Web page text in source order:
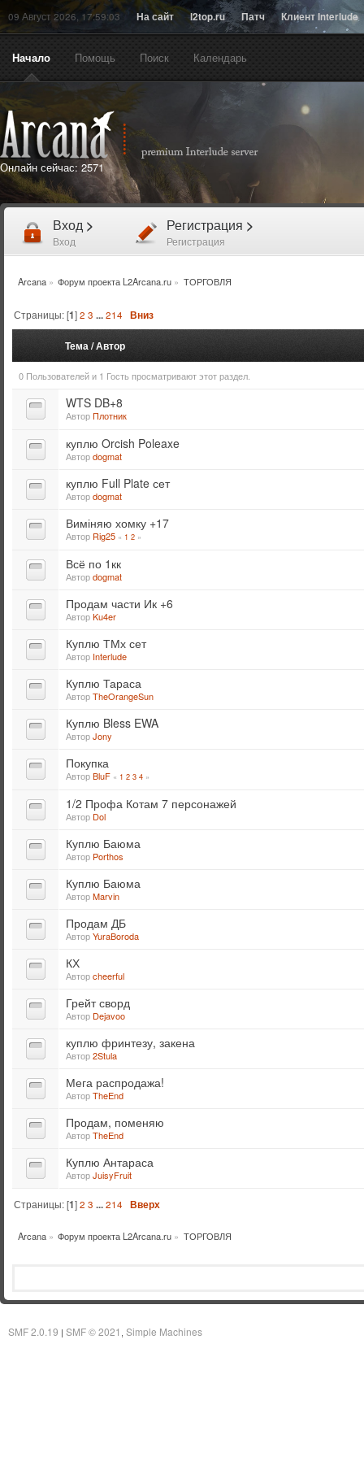
09 Август 2026, 17:59:03 На сайт l2top.ru Патч Клиент Interlude
Начало Помощь Поиск Календарь
Онлайн сейчас: 2571
Вход >
Вход
Регистрация >
Регистрация
Arcana» Форум проекта L2Arcana.ru » ТОРГОВЛЯ
Страницы: [1]2 3 ...214 Вниз
Тема/Автор
0 Пользователей и 1 Гость просматривают этот раздел.
WTS DB+8
АвторПлотник
куплю Orcish Poleaxe
Авторdogmat
куплю Full Plate сет
Авторdogmat
Виміняю хомку +17
Автор Rig25 « 1 2 »
Всё по 1кк
Авторdogmat
Продам части Ик +6
АвторKu4er
Куплю ТМх сет
Автор Interlude
Куплю Тараса
АвторTheOrangeSun
Куплю Bless EWA
АвторJony
Покупка
АвторBluF « 1 2 3 4 »
1/2 Профа Котам 7 персонажей
Автор Dol
Куплю Баюма
Автор Porthos
Куплю Баюма
АвторMarvin
Продам ДБ
АвторYuraBoroda
КХ
Авторcheerful
Грейт сворд
Автор Dejavoo
куплю фринтезу, закена
Автор2Stula
Мега распродажа!
АвторTheEnd
Продам, поменяю
АвторTheEnd
Куплю Антараса
АвторJuisyFruit
Страницы: [1]2 3 ...214 Вверх
Arcana» Форум проекта L2Arcana.ru » ТОРГОВЛЯ
SMF 2.0.19 | SMF © 2021 Simple Machines